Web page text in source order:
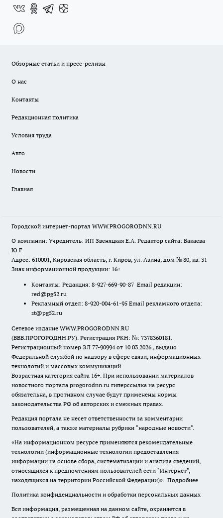
Обзорные статьи и пресс-релизы
О нас
Контакты
Редакционная политика
Условия труда
Авто
Новости
Главная
Городской интернет-портал WWW.PROGORODNN.RU
О компании: Учредитель: ИП Звеняцкая Е.А. Редактор сайта: Бакаева
Ю.Г.
Адрес: 610001, Кировская область, г. Киров, ул. Азина, дом № 80, кв. 31
Знак информационной продукции: 16+
Контакты: Редакция: 8-927-669-90-87 Email редакции:
red@pg52.ru
Рекламный отдел: 8-920-004-61-95 Email рекламного отдела:
st@pg52.ru
Сетевое издание WWW.PROGORODNN.RU
(ВВВ.ПРОГОРОДНН.РУ). Регистрация РКН: №: 7378360181.
Регистрационный номер ЭЛ 77-90994 от 10.03.2026., выдано
Федеральной службой по надзору в сфере связи, информационных
технологий и массовых коммуникаций.
Возрастная категория сайта 16+. При использовании материалов
новостного портала progorodnn.ru гиперссылка на ресурс
обязательна, в противном случае будут применены нормы
законодательства РФ об авторских и смежных правах.
Редакция портала не несет ответственности за комментарии
пользователей, а также материалы рубрики "народные новости".
«На информационном ресурсе применяются рекомендательные
технологии (информационные технологии предоставления
информации на основе сбора, систематизации и анализа сведений,
относящихся к предпочтениям пользователей сети "Интернет",
находящихся на территории Российской Федерации)». Подробнее
Политика конфиденциальности и обработки персональных данных
Вся информация, размещенная на данном сайте, охраняется в